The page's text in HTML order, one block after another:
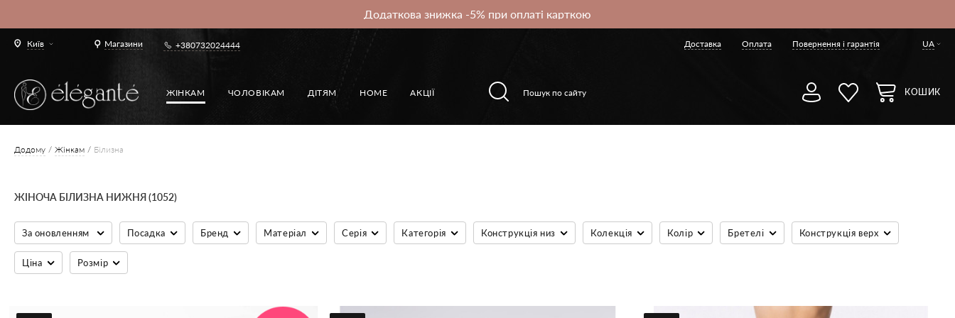
Додаткова знижка -5% при оплаті карткою
Київ Магазини +380732024444 Доставка Оплата Повернення і гарантія UA
ЖІНКАМ ЧОЛОВІКАМ ДІТЯМ HOME АКЦІЇ КОШИК
Додому Жінкам Білизна
ЖІНОЧА БІЛИЗНА НИЖНЯ (1052)
За оновленням Посадка Бренд Матеріал Серія Категорія Конструкція низ Колекція Колір Бретелі Конструкція верх
Ціна Розмір